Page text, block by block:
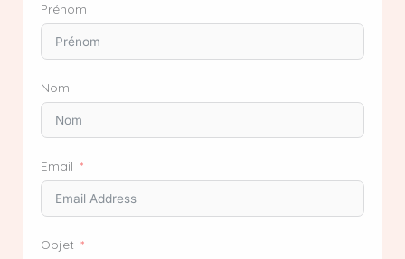
Prénom
Nom
Email
Objet